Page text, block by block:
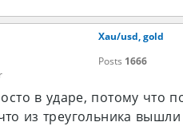
Xau/usd, gold
Posts 1666
в ударе, потому что
из треугольника